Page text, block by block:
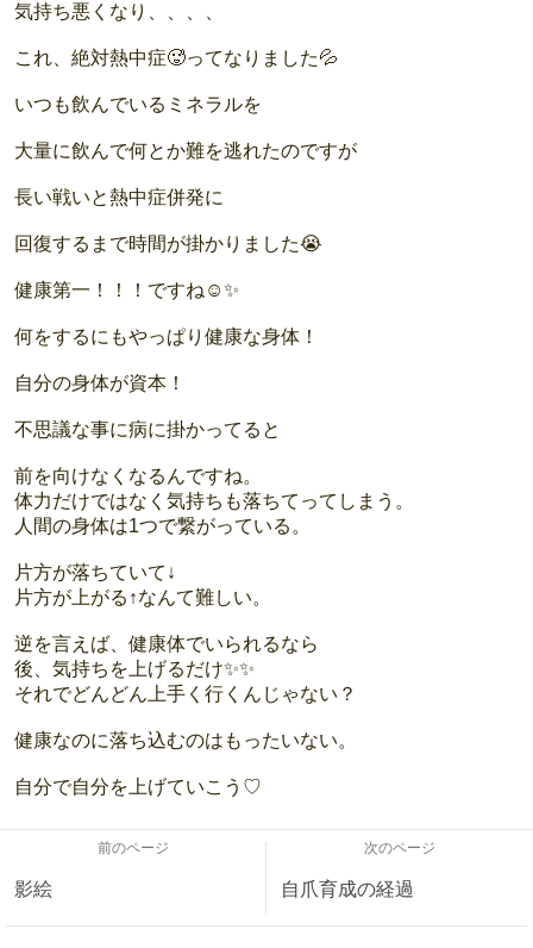
気持ち悪くなり、、、、
これ、絶対熱中症🥵ってなりました💦
いつも飲んでいるミネラルを
大量に飲んで何とか難を逃れたのですが
長い戦いと熱中症併発に
回復するまで時間が掛かりました😭
健康第一！！！ですね☺✨
何をするにもやっぱり健康な身体！
自分の身体が資本！
不思議な事に病に掛かってると
前を向けなくなるんですね。
体力だけではなく気持ちも落ちてってしまう。
人間の身体は1つで繋がっている。
片方が落ちていて↓
片方が上がる↑なんて難しい。
逆を言えば、健康体でいられるなら
後、気持ちを上げるだけ✨✨
それでどんどん上手く行くんじゃない？
健康なのに落ち込むのはもったいない。
自分で自分を上げていこう♡
前のページ
影絵
次のページ
自爪育成の経過